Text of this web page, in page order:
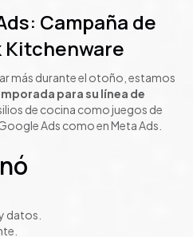
Campaña de
Kitchenware
más durante el otoño, estamos
para su línea de
de cocina como juegos de
Ads como en Meta Ads.
datos.